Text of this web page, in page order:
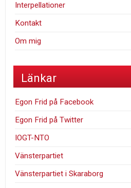
Interpellationer
Kontakt
Om mig
Länkar
Egon Frid på Facebook
Egon Frid på Twitter
IOGT-NTO
Vänsterpartiet
Vänsterpartiet i Skaraborg